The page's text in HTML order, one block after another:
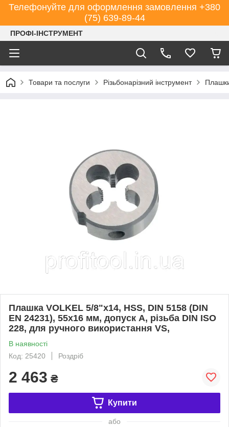
Телефонуйте для оформлення замовлення +380
(75) 639-89-44
ПРОФІ-ІНСТРУМЕНТ
Товари та послуги Різьбонарізний інструмент
Плашка VOLKEL 5/8"х14, HSS, DIN 5158 (DIN
EN 24231), 55x16 мм, допуск А, різьба DIN ISO
228, для ручного використання VS,
В наявності
Код: 25420
Роздріб
2 463 ₴
Купити
або